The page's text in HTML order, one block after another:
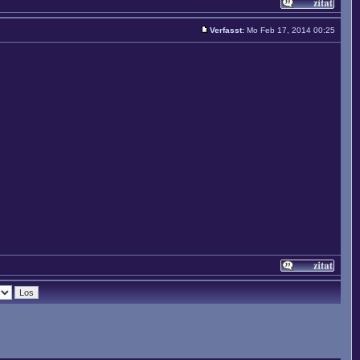
Verfasst: Mo Feb 17, 2014 00:25